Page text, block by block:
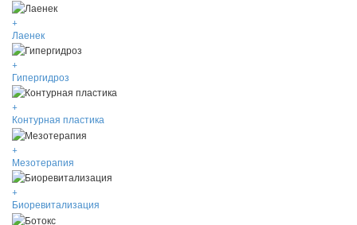
+
Лаенек
+
Гипергидроз
+
Контурная пластика
+
Мезотерапия
+
Биоревитализация